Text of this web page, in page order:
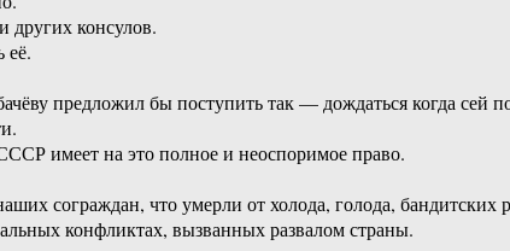
других консулов.
её.
предложил бы поступить так — дождаться когда сей
имеет на это полное и неоспоримое право.
сограждан, что умерли от холода, голода, бандитских
конфликтах, вызванных развалом страны.